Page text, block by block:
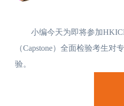
小编今天为即将参加
（Capstone）全面检验考生
验。